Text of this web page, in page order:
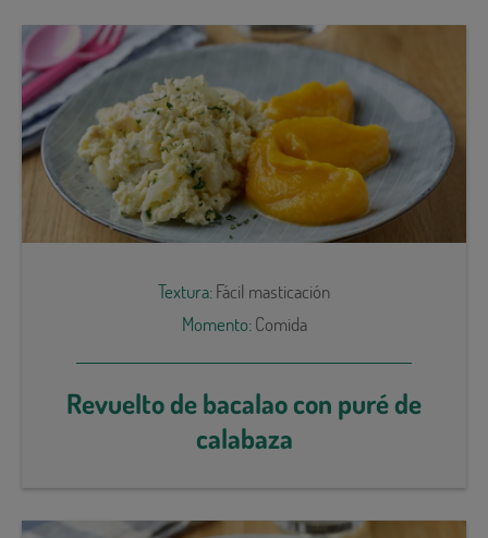
Textura:Fácil masticación
Momento:Comida
Revuelto de bacalao con puré de
calabaza